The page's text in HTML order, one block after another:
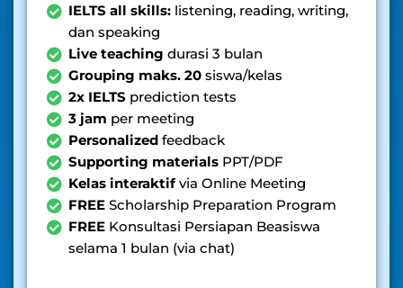
IELTS all skills: listening, reading, writing,
dan speaking
Live teaching durasi 3 bulan
Grouping maks. 20siswa/kelas
2x IELTS prediction tests
3 jam per meeting
Personalized feedback
Supporting materials PPT/PDF
Kelas interaktifvia Online Meeting
FREE Scholarship Preparation Program
FREE Konsultasi Persiapan Beasiswa
selama 1 bulan (via chat)